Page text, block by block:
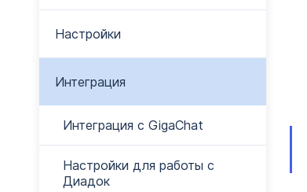
Настройки
Интеграция
Интеграция с GigaChat
Настройки для работы с
Диадок